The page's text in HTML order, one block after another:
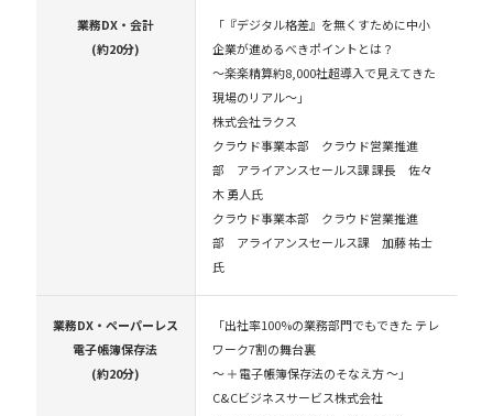
業務DX・ 会計
(約20分)
「『デジタル格差』を無くすために中小
企業が進めるべきポイントとは？
～楽楽精算約8,000社超導入で見えてきた
現場のリアル～」
株式会社ラクス
クラウド事業本部 クラウド営業推進
部 アライアンスセールス課 課長 佐々
木 勇人氏
クラウド事業本部 クラウド営業推進
部 アライアンスセールス課 加藤 祐士
氏
業務DX・ ペーパーレス
電子帳簿保存法
(約20分)
「出社率100%の業務部門でもできた テレ
ワーク7割の舞台裏
～ ＋電子帳簿保存法のそなえ方 ～」
C&Cビジネスサービス株式会社